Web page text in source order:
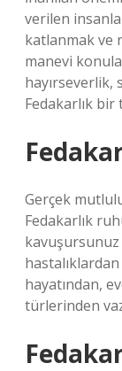
verilen
katlanmak ve
manevi
hayırseverlik,
Fedakarlık
Gerçek
Fedakarlık
hastalıklardan
hayatından,
türlerinden